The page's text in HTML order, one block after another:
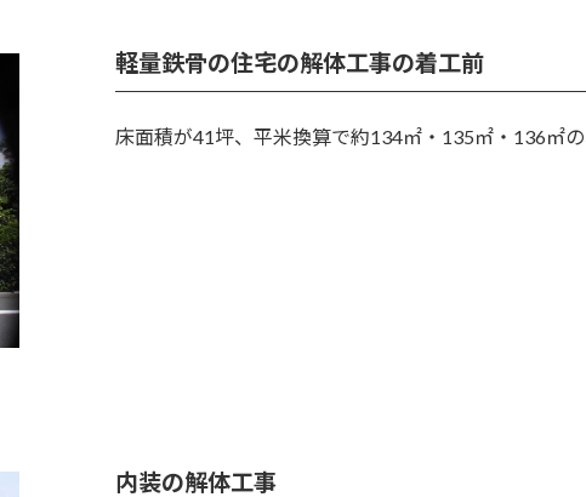
軽量鉄骨の住宅の解体工事の着工前
床面積が41坪、平米換算で約134㎡・135㎡・136㎡
内装の解体工事